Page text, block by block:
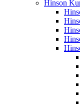
Hinson